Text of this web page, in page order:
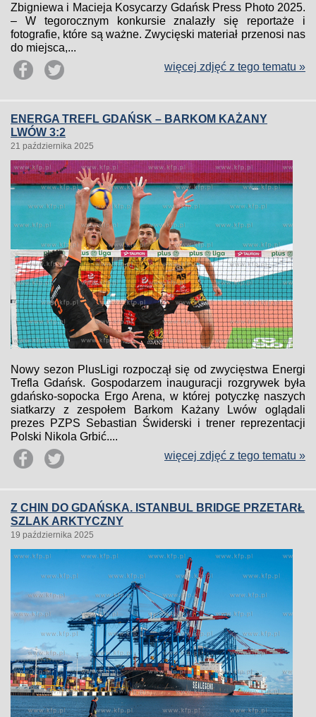
Zbigniewa i Macieja Kosycarzy Gdańsk Press Photo 2025.
– W tegorocznym konkursie znalazły się reportaże i
fotografie, które są ważne. Zwycięski materiał przenosi nas
do miejsca,...
więcej zdjęć z tego tematu »
ENERGA TREFL GDAŃSK – BARKOM KAŻANY
LWÓW 3:2
21 października 2025
Nowy sezon PlusLigi rozpoczął się od zwycięstwa Energi
Trefla Gdańsk. Gospodarzem inauguracji rozgrywek była
gdańsko-sopocka Ergo Arena, w której potyczkę naszych
siatkarzy z zespołem Barkom Każany Lwów oglądali
prezes PZPS Sebastian Świderski i trener reprezentacji
Polski Nikola Grbić....
więcej zdjęć z tego tematu »
Z CHIN DO GDAŃSKA. ISTANBUL BRIDGE PRZETARŁ
SZLAK ARKTYCZNY
19 października 2025